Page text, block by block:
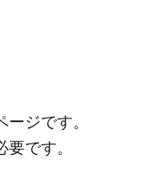
ジです。
です。